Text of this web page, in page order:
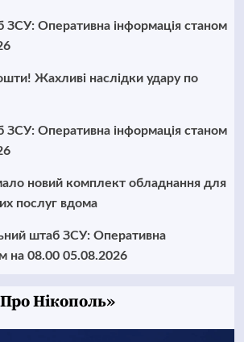
ЗСУ: Оперативна інформація станом
Жахливі наслідки удару по
ЗСУ: Оперативна інформація станом
новий комплект обладнання для
послуг вдома
штаб ЗСУ: Оперативна
на 08.00 05.08.2026
Нікополь»